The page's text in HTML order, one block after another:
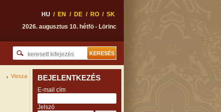
HU / EN / DE / RO / SK
2026. augusztus 10. hétfö - Lörinc
Vissza BEJELENTKEZÉS
E-mail cím
Jelszó